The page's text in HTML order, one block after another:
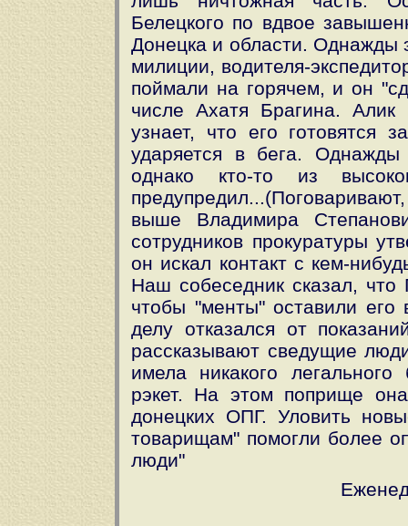
Белецкого по вдвое
Донецка и области. Однажды
милиции, водителя-
поймали на горячем, и он
числе Ахатя Брагина. Алик
узнает, что его готовятся
ударяется в бега.
однако кто-то из
выше Владимира
сотрудников прокуратуры
он искал контакт с кем-
Наш собеседник сказал, что
чтобы "менты" оставили его
делу отказался от
рассказывают сведущие
имела никакого
рэкет. На этом поприще
донецких ОПГ. Уловить
товарищам" помогли более
люди"